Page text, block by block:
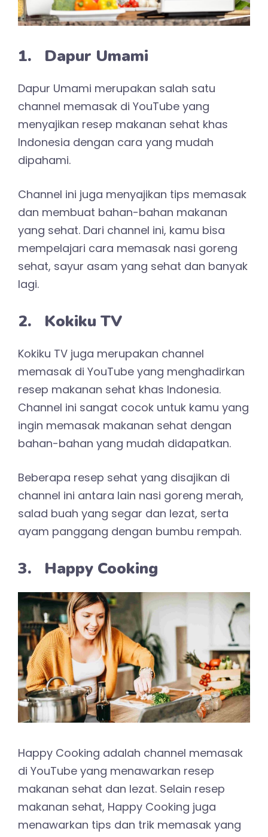
1. Dapur Umami
Dapur Umami merupakan salah satu
channel memasak di YouTube yang
menyajikan resep makanan sehat khas
Indonesia dengan cara yang mudah
dipahami.
Channel ini juga menyajikan tips memasak
dan membuat bahan-bahan makanan
yang sehat. Dari channel ini, kamu bisa
mempelajari cara memasak nasi goreng
sehat, sayur asam yang sehat dan banyak
lagi.
2. Kokiku TV
Kokiku TV juga merupakan channel
memasak di YouTube yang menghadirkan
resep makanan sehat khas Indonesia.
Channel ini sangat cocok untuk kamu yang
ingin memasak makanan sehat dengan
bahan-bahan yang mudah didapatkan.
Beberapa resep sehat yang disajikan di
channel ini antara lain nasi goreng merah,
salad buah yang segar dan lezat, serta
ayam panggang dengan bumbu rempah.
3. Happy Cooking
Happy Cooking adalah channel memasak
di YouTube yang menawarkan resep
makanan sehat dan lezat. Selain resep
makanan sehat, Happy Cooking juga
menawarkan tips dan trik memasak yang